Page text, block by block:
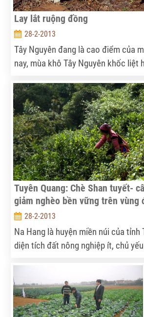
Lay lắt ruộng đồng
28-2-2013
Tây Nguyên đang là cao điểm của
nay, mùa khô Tây Nguyên khốc liệt
không có nước để uống, để sinh
khô hạn” đang diễn ra gay gắt trên
Nguyên.
Tuyên Quang: Chè Shan tuyết-
giảm nghèo bền vững trên vùng
28-2-2013
Na Hang là huyện miền núi của tỉnh
diện tích đất nông nghiệp ít, chủ
trồng rừng phòng hộ bằng cây chè
vùng đồi núi dốc đã và đang mở ra
giảm nghèo mới bền vững cho đồng